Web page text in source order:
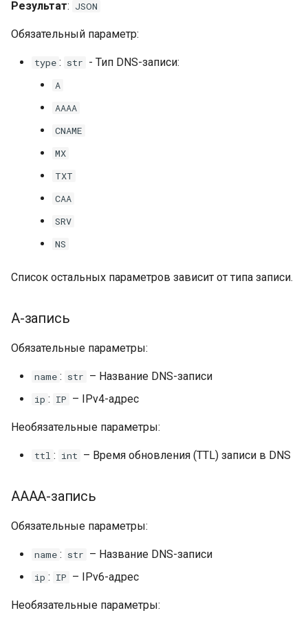
и
я
Коды ответов
Получение информации о
DNS-записи
Параметры запроса
Коды ответов
Возвращаемое значение
Параметры запроса
A-запись
AAAA-запись
CAA-запись
SRV-запись
Результат: JSON
Обязательный параметр:
type : str - Тип DNS-записи:
A
AAAA
CNAME
MX
TXT
CAA
SRV
NS
Список остальных параметров зависит от типа записи.
A-запись
Обязательные параметры:
name : str – Название DNS-записи
ip : IP – IPv4-адрес
Необязательные параметры:
ttl : int – Время обновления (TTL) записи в DNS
AAAA-запись
Обязательные параметры:
name : str – Название DNS-записи
ip : IP – IPv6-адрес
Необязательные параметры: